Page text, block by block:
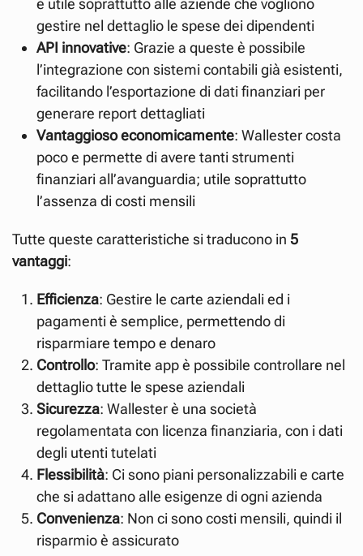
gestire nel dettaglio le spese dei dipendenti
API innovative: Grazie a queste è possibile
l’integrazione con sistemi contabili già esistenti,
facilitando l’esportazione di dati finanziari per
generare report dettagliati
Vantaggioso economicamente: Wallester costa
poco e permette di avere tanti strumenti
finanziari all’avanguardia; utile soprattutto
l’assenza di costi mensili
Tutte queste caratteristiche si traducono in 5
vantaggi:
Efficienza: Gestire le carte aziendali ed i
pagamenti è semplice, permettendo di
risparmiare tempo e denaro
Controllo: Tramite app è possibile controllare nel
dettaglio tutte le spese aziendali
Sicurezza: Wallester è una società
regolamentata con licenza finanziaria, con i dati
degli utenti tutelati
Flessibilità: Ci sono piani personalizzabili e carte
che si adattano alle esigenze di ogni azienda
Convenienza: Non ci sono costi mensili, quindi il
risparmio è assicurato